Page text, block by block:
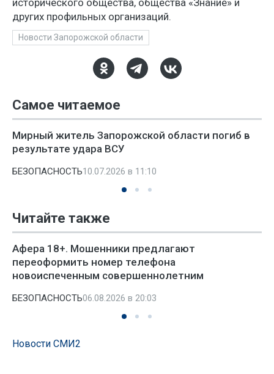
исторического общества, общества «Знание» и
других профильных организаций.
Новости Запорожской области
Самое читаемое
Мирный житель Запорожской области погиб в
результате удара ВСУ
БЕЗОПАСНОСТЬ10.07.2026 в 11:10
Читайте также
Афера 18+. Мошенники предлагают
переоформить номер телефона
новоиспеченным совершеннолетним
БЕЗОПАСНОСТЬ06.08.2026 в 20:03
Новости СМИ2